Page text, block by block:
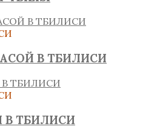
В ТБИЛИСИ
В ТБИЛИСИ